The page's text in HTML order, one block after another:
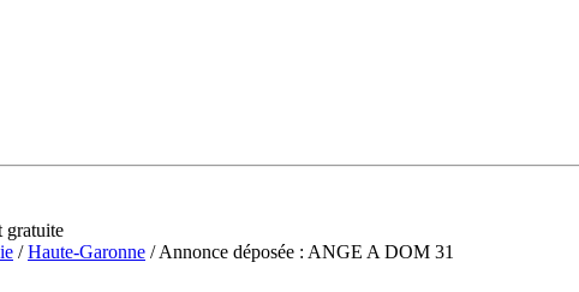
gratuite
/Haute-Garonne / Annonce déposée : ANGE A DOM 31